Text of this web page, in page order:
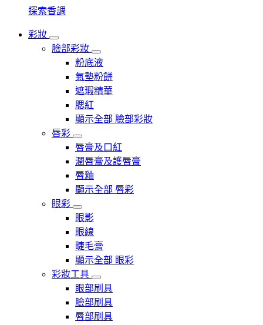
探索香調
彩妝
臉部彩妝
粉底液
氣墊粉餅
遮瑕精華
腮紅
顯示全部 臉部彩妝
唇彩
唇膏及口紅
潤唇膏及護唇膏
唇釉
顯示全部 唇彩
眼彩
眼影
眼線
睫毛膏
顯示全部 眼彩
彩妝工具
眼部刷具
臉部刷具
唇部刷具